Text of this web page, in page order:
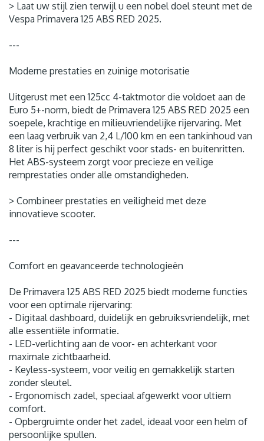
> Laat uw stijl zien terwijl u een nobel doel steunt met de
Vespa Primavera 125 ABS RED 2025.
---
Moderne prestaties en zuinige motorisatie
Uitgerust met een 125cc 4-taktmotor die voldoet aan de
Euro 5+-norm, biedt de Primavera 125 ABS RED 2025 een
soepele, krachtige en milieuvriendelijke rijervaring. Met
een laag verbruik van 2,4 L/100 km en een tankinhoud van
8 liter is hij perfect geschikt voor stads- en buitenritten.
Het ABS-systeem zorgt voor precieze en veilige
remprestaties onder alle omstandigheden.
> Combineer prestaties en veiligheid met deze
innovatieve scooter.
---
Comfort en geavanceerde technologieën
De Primavera 125 ABS RED 2025 biedt moderne functies
voor een optimale rijervaring:
- Digitaal dashboard, duidelijk en gebruiksvriendelijk, met
alle essentiële informatie.
- LED-verlichting aan de voor- en achterkant voor
maximale zichtbaarheid.
- Keyless-systeem, voor veilig en gemakkelijk starten
zonder sleutel.
- Ergonomisch zadel, speciaal afgewerkt voor ultiem
comfort.
- Opbergruimte onder het zadel, ideaal voor een helm of
persoonlijke spullen.